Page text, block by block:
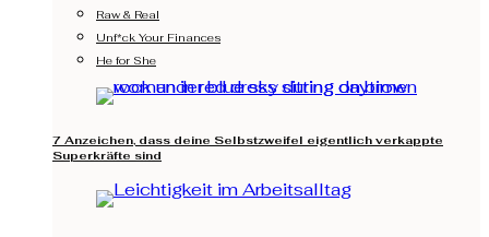
Raw & Real
Unf*ck Your Finances
He for She
7 Anzeichen, dass deine Selbstzweifel eigentlich verkappte
Superkräfte sind